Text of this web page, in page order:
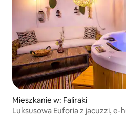
Mieszkanie w: Faliraki
Luksusowa Euforia z jacuzzi, e-